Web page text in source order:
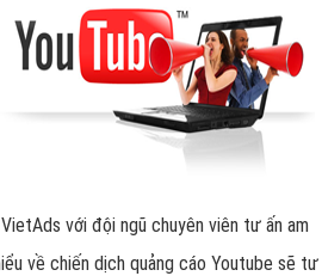
VietAds với đội ngũ chuyên viên tư ấn am
về chiến dịch quảng cáo Youtube sẽ tư